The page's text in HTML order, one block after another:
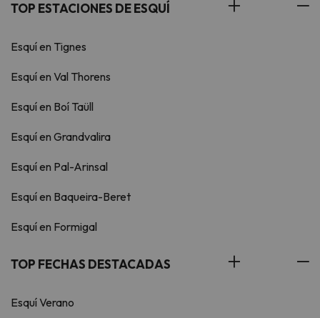
TOP ESTACIONES DE ESQUÍ
Esquí en Tignes
Esquí en Val Thorens
Esquí en Boí Taüll
Esquí en Grandvalira
Esquí en Pal-Arinsal
Esquí en Baqueira-Beret
Esquí en Formigal
TOP FECHAS DESTACADAS
Esquí Verano